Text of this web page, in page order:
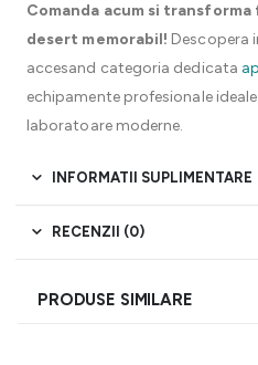
Comanda acum si
desert memorabil! Descopera
accesand categoria dedicata
echipamente profesionale
laboratoare moderne.
INFORMATII SUPLIMENTARE
RECENZII (0)
PRODUSE SIMILARE